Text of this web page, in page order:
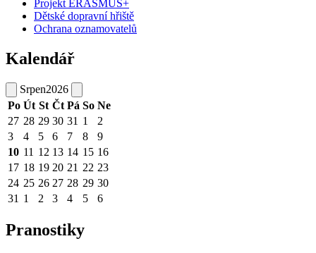
Projekt ERASMUS+
Dětské dopravní hřiště
Ochrana oznamovatelů
Kalendář
Srpen2026
Po Út St Čt Pá So Ne
27 28 29 30 31 1
2
3
4 5 6 7 8
9
10 11 12 13 14 15 16
17 18 19 20 21 22 23
24 25 26 27 28 29 30
31 1 2 3 4 5 6
Pranostiky